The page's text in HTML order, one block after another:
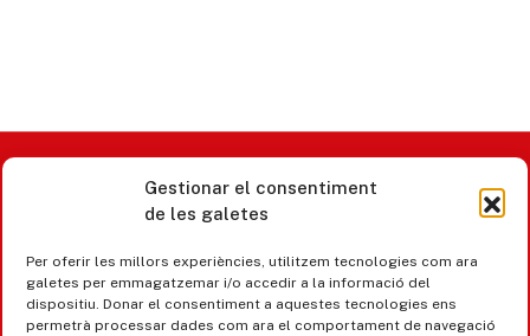
Gestionar el consentiment
de les galetes
Per oferir les millors experiències, utilitzem tecnologies com ara
galetes per emmagatzemar i/o accedir a la informació del
dispositiu. Donar el consentiment a aquestes tecnologies ens
permetrà processar dades com ara el comportament de navegació
Castell d’Aro · Platja d’Aro · S’Agaró
365 www.platjadaro